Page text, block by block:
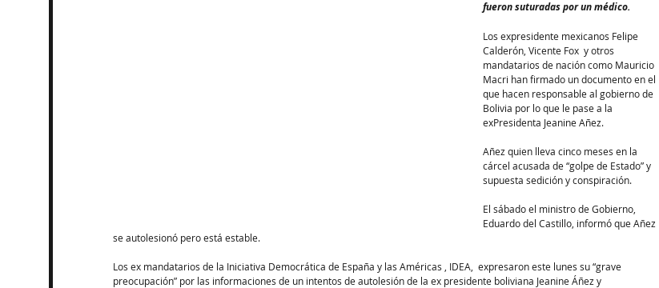
fueron suturadas por un médico.
Los expresidente mexicanos Felipe
Calderón, Vicente Fox  y otros
mandatarios de nación como Mauricio
Macri han firmado un documento en el
que hacen responsable al gobierno de
Bolivia por lo que le pase a la
exPresidenta Jeanine Añez.
Añez quien lleva cinco meses en la
cárcel acusada de “golpe de Estado” y
supuesta sedición y conspiración.
El sábado el ministro de Gobierno,
Eduardo del Castillo, informó que Añez
se autolesionó pero está estable.
Los ex mandatarios de la Iniciativa Democrática de España y las Américas , IDEA,  expresaron este lunes su “grave
preocupación” por las informaciones de un intentos de autolesión de la ex presidente boliviana Jeanine Áñez y